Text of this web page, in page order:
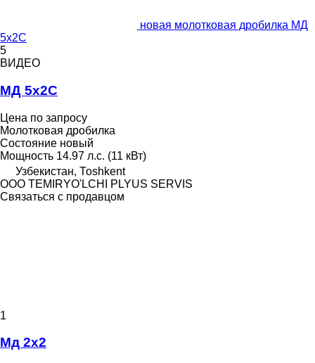
новая молотковая дробилка МД
5х2С
5
ВИДЕО
МД 5х2С
Цена по запросу
Молотковая дробилка
Состояние новый
Мощность 14.97 л.с. (11 кВт)
Узбекистан, Тоshkent
OOO TEMIRYO'LCHI PLYUS SERVIS
Связаться с продавцом
1
Мд 2х2